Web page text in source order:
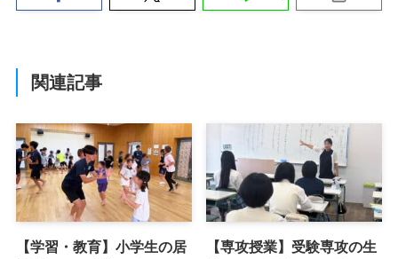
関連記事
【学習・教育】小学生の居
【専攻授業】受験専攻の生